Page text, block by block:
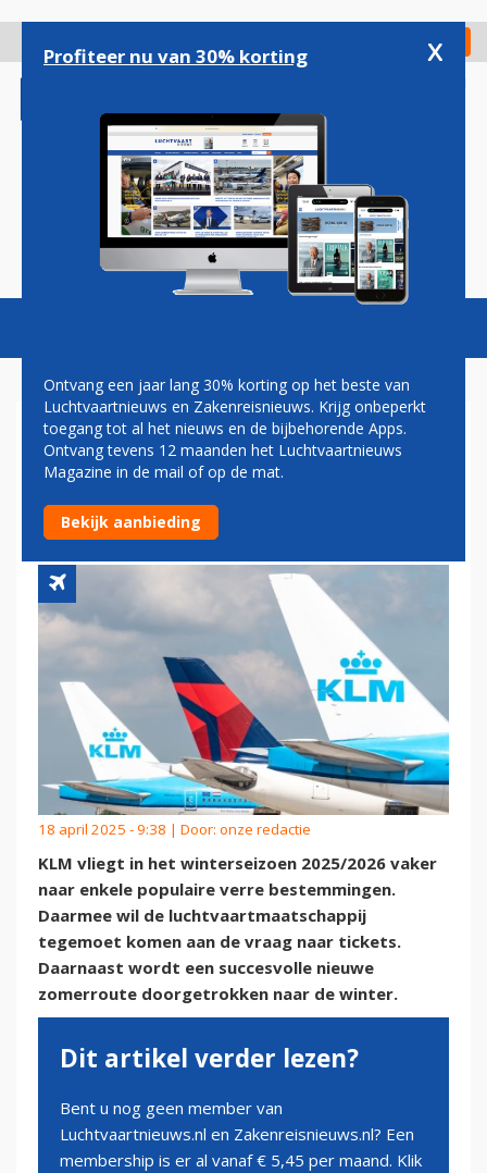
gaan
Check in
Magazine Podcasts Vacatures
KLM BREIDT AANTAL
VLUCHTEN NAAR POPULAIRE
VERRE BESTEMMINGEN UIT
18 april 2025 - 9:38 | Door: onze redactie
KLM vliegt in het winterseizoen 2025/2026 vaker
naar enkele populaire verre bestemmingen.
Daarmee wil de luchtvaartmaatschappij
tegemoet komen aan de vraag naar tickets.
Daarnaast wordt een succesvolle nieuwe
zomerroute doorgetrokken naar de winter.
Dit artikel verder lezen?
Bent u nog geen member van
Luchtvaartnieuws.nl en Zakenreisnieuws.nl? Een
membership is er al vanaf € 5,45 per maand. Klik
Profiteer nu van 30% korting x
Ontvang een jaar lang 30% korting op het beste van
Luchtvaartnieuws en Zakenreisnieuws. Krijg onbeperkt
toegang tot al het nieuws en de bijbehorende Apps.
Ontvang tevens 12 maanden het Luchtvaartnieuws
Magazine in de mail of op de mat.
Bekijk aanbieding